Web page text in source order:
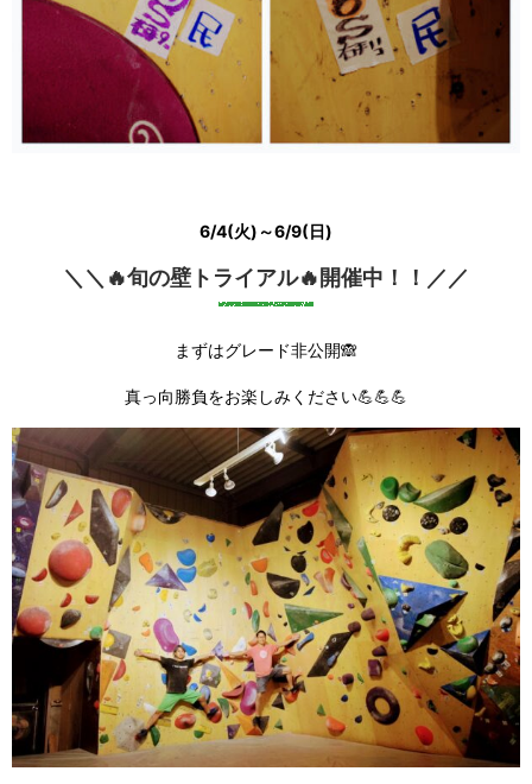
6/4(火)～6/9(日)
＼＼🔥旬の壁トライアル🔥開催中！！／／
まずはグレード非公開🙈
真っ向勝負をお楽しみください💪💪💪